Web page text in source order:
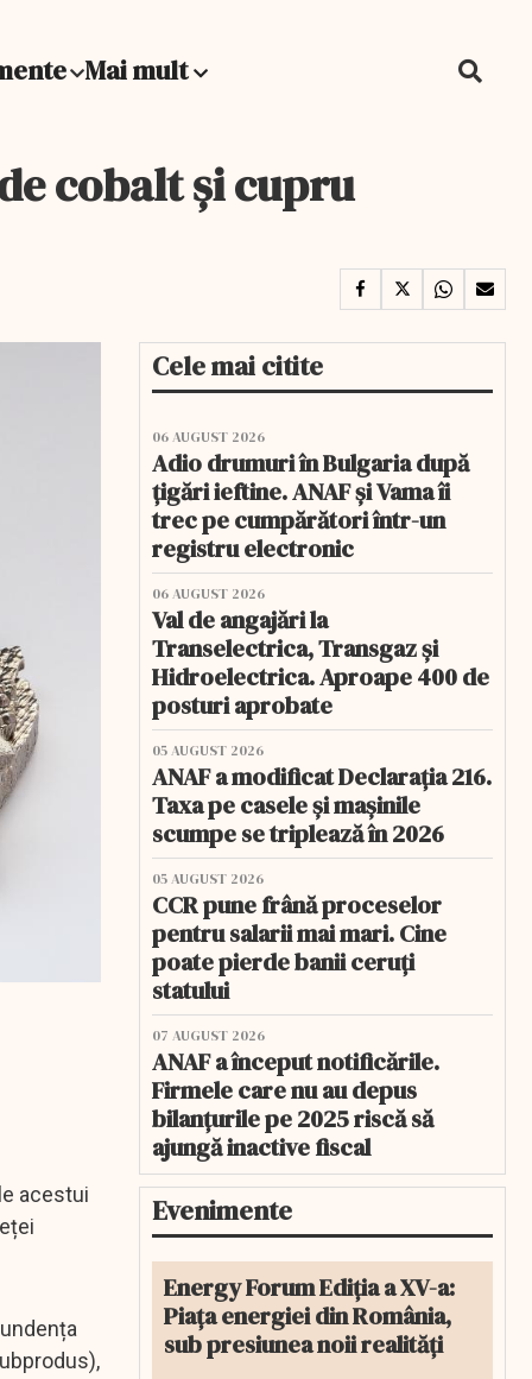
Mai mult
cobalt și cupru
acestui
Cele mai citite
06 AUGUST 2026
Adio drumuri în Bulgaria după
țigări ieftine. ANAF și Vama îi
trec pe cumpărători într-un
registru electronic
06 AUGUST 2026
Val de angajări la
Transelectrica, Transgaz și
Hidroelectrica. Aproape 400 de
posturi aprobate
05 AUGUST 2026
ANAF a modificat Declarația 216.
Taxa pe casele și mașinile
scumpe se triplează în 2026
05 AUGUST 2026
CCR pune frână proceselor
pentru salarii mai mari. Cine
poate pierde banii ceruți
statului
07 AUGUST 2026
ANAF a început notificările.
Firmele care nu au depus
bilanțurile pe 2025 riscă să
ajungă inactive fiscal
Evenimente
Energy Forum Ediția a XV-a:
Piața energiei din România,
sub presiunea noii realități